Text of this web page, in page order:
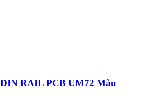
RAIL PCB UM72 Màu